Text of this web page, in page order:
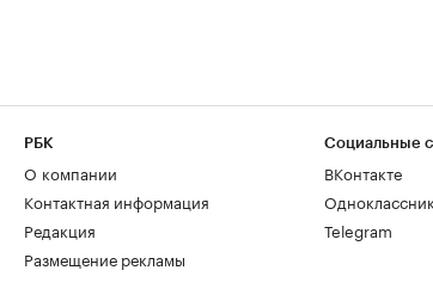
РБК
О компании
Контактная информация
Редакция
Размещение рекламы
Социальные
ВКонтакте
Telegram